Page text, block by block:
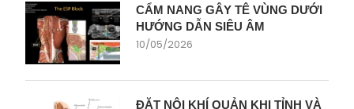
CẨM NANG GÂY TÊ VÙNG DƯỚI
HƯỚNG DẪN SIÊU ÂM
10/05/2026
ĐẶT NỘI KHÍ QUẢN KHI TỈNH VÀ